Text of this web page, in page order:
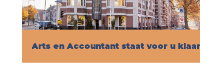
Arts en Accountant staat voor u klaar!